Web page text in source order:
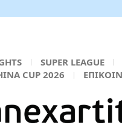
SUPER LEAGUE
CUP 2026